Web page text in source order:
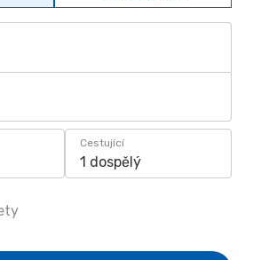
Cestující
1 dospělý